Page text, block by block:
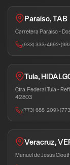
Paraíso, TAB
Carretera Paraíso -
(933) 333-4692•
Tula,
Ctra. Federal Tula -
42803
(773) 688-2091•
Veracruz,
Manuel de Jesús